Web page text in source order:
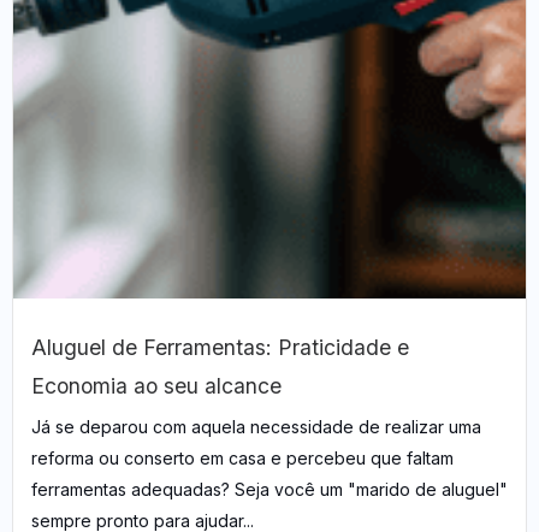
Aluguel de Ferramentas: Praticidade e
Economia ao seu alcance
Já se deparou com aquela necessidade de realizar uma
reforma ou conserto em casa e percebeu que faltam
ferramentas adequadas? Seja você um "marido de aluguel"
sempre pronto para ajudar...